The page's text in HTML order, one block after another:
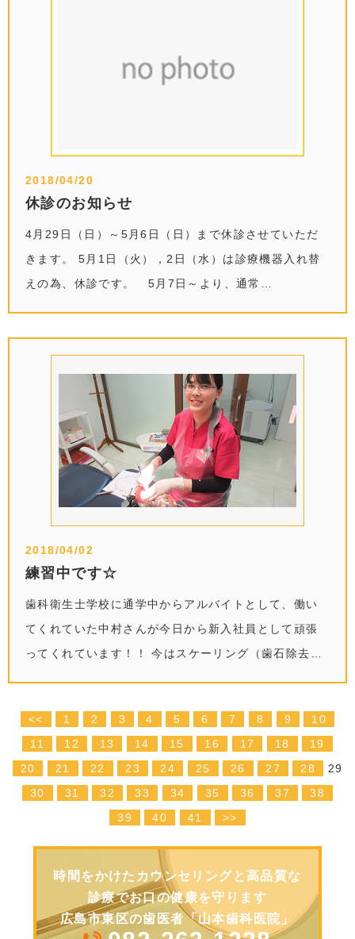
2018/04/20
休診のお知らせ
4月29日（日）～5月6日（日）まで休診させていただ
きます。 5月1日（火），2日（水）は診療機器入れ替
えの為、休診です。 5月7日～より、通常…
2018/04/02
練習中です☆
歯科衛生士学校に通学中からアルバイトとして、働い
てくれていた中村さんが今日から新入社員として頑張
ってくれています！！ 今はスケーリング（歯石除去）
<< 1 2 3 4 5 6 7 8 9
10
11
12 13 14 15 16 17 18
19
20
21 22 23 24 25 26 27 28
29
30
31 32 33 34 35 36 37
38
39
40 41 >>
時間をかけたカウンセリングと高品質な
診療でお口の健康を守ります
広島市東区の歯医者「山本歯科医院」